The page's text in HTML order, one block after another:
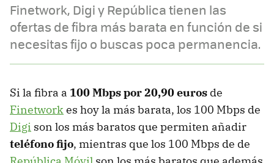
Finetwork, Digi y República tienen las
ofertas de fibra más barata en función de si
necesitas fijo o buscas poca permanencia.
Si la fibra a 100 Mbps por 20,90 euros de
Finetworkes hoy la más barata, los 100 Mbps de
Digi son los más baratos que permiten añadir
teléfono fijo, mientras que los 100 Mbps de de